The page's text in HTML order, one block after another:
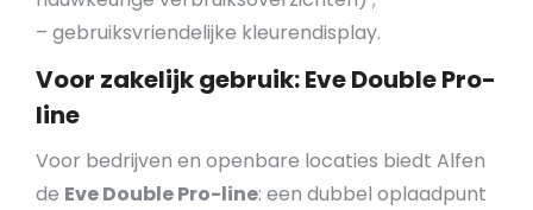
– gebruiksvriendelijke kleurendisplay.
Voor zakelijk gebruik: Eve Double Pro-
line
Voor bedrijven en openbare locaties biedt Alfen
de Eve Double Pro-line: een dubbel oplaadpunt